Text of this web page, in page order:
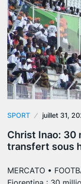
SPORT juillet 31,
Christ Inao: 30
transfert sous
MERCATO •